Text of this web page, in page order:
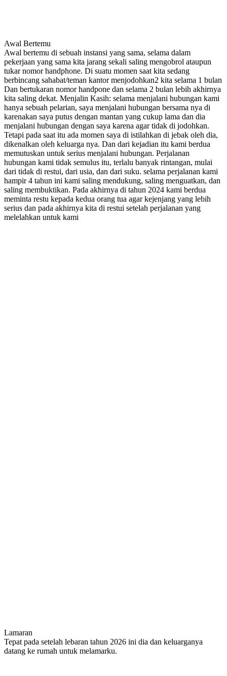
Awal Bertemu
Awal bertemu di sebuah instansi yang sama, selama dalam
pekerjaan yang sama kita jarang sekali saling mengobrol ataupun
tukar nomor handphone. Di suatu momen saat kita sedang
berbincang sahabat/teman kantor menjodohkan2 kita selama 1 bulan
Dan bertukaran nomor handpone dan selama 2 bulan lebih akhirnya
kita saling dekat. Menjalin Kasih: selama menjalani hubungan kami
hanya sebuah pelarian, saya menjalani hubungan bersama nya di
karenakan saya putus dengan mantan yang cukup lama dan dia
menjalani hubungan dengan saya karena agar tidak di jodohkan.
Tetapi pada saat itu ada momen saya di istilahkan di jebak oleh dia,
dikenalkan oleh keluarga nya. Dan dari kejadian itu kami berdua
memutuskan untuk serius menjalani hubungan. Perjalanan
hubungan kami tidak semulus itu, terlalu banyak rintangan, mulai
dari tidak di restui, dari usia, dan dari suku. selama perjalanan kami
hampir 4 tahun ini kami saling mendukung, saling menguatkan, dan
saling membuktikan. Pada akhirnya di tahun 2024 kami berdua
meminta restu kepada kedua orang tua agar kejenjang yang lebih
serius dan pada akhirnya kita di restui setelah perjalanan yang
melelahkan untuk kami
Lamaran
Tepat pada setelah lebaran tahun 2026 ini dia dan keluarganya
datang ke rumah untuk melamarku.